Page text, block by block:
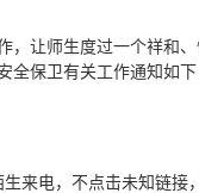
，让师生度过一个祥和
保卫有关工作通知如下
来电，不点击未知链接‌